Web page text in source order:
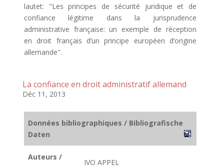
lautet: "Les principes de sécurité juridique et de
confiance légitime dans la jurisprudence
administrative française: un exemple de réception
en droit français d’un principe européen d’origine
allemande".
La confiance en droit administratif allemand
Déc 11, 2013
Données bibliographiques / Bibliografische
Daten
Auteurs /
IVO APPEL